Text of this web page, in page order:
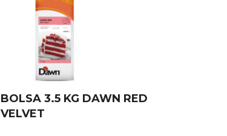
BOLSA 3.5 KG DAWN RED
VELVET